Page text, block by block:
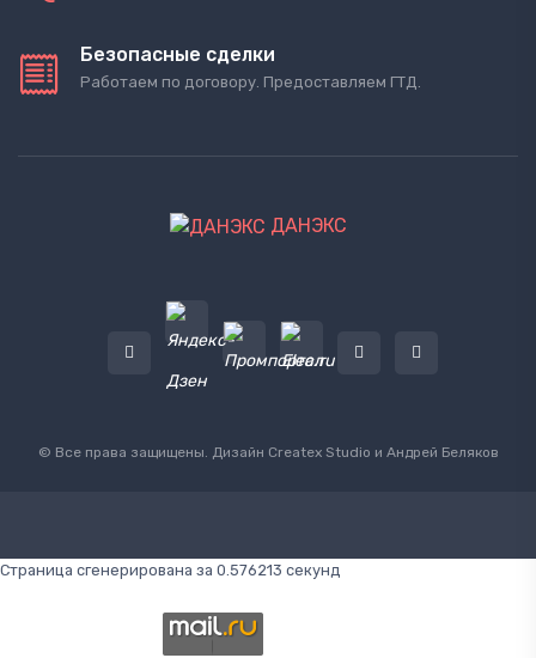
Безопасные сделки
Работаем по договору. Предоставляем ГТД.
ДАНЭКС
© Все права защищены. Дизайн Createx Studio и Андрей Беляков
Страница сгенерирована за 0.576213 секунд